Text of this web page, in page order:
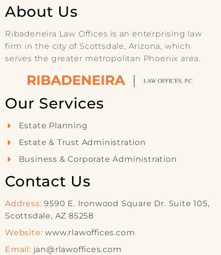
About Us
Ribadeneira Law Offices is an enterprising law
firm in the city of Scottsdale, Arizona, which
serves the greater metropolitan Phoenix area.
Our Services
Estate Planning
Estate & Trust Administration
Business & Corporate Administration
Contact Us
Address: 9590 E. Ironwood Square Dr. Suite 105,
Scottsdale, AZ 85258
Website: www.rlawoffices.com
Email: jan@rlawoffices.com